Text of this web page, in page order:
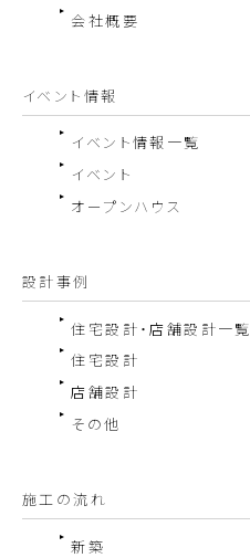
会社概要
イベント情報
イベント情報一覧
イベント
オープンハウス
設計事例
住宅設計・店舗設計一覧
住宅設計
店舗設計
その他
施工の流れ
新築